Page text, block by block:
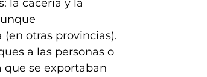
la cacería y la
otras provincias).
a las personas o
se exportaban